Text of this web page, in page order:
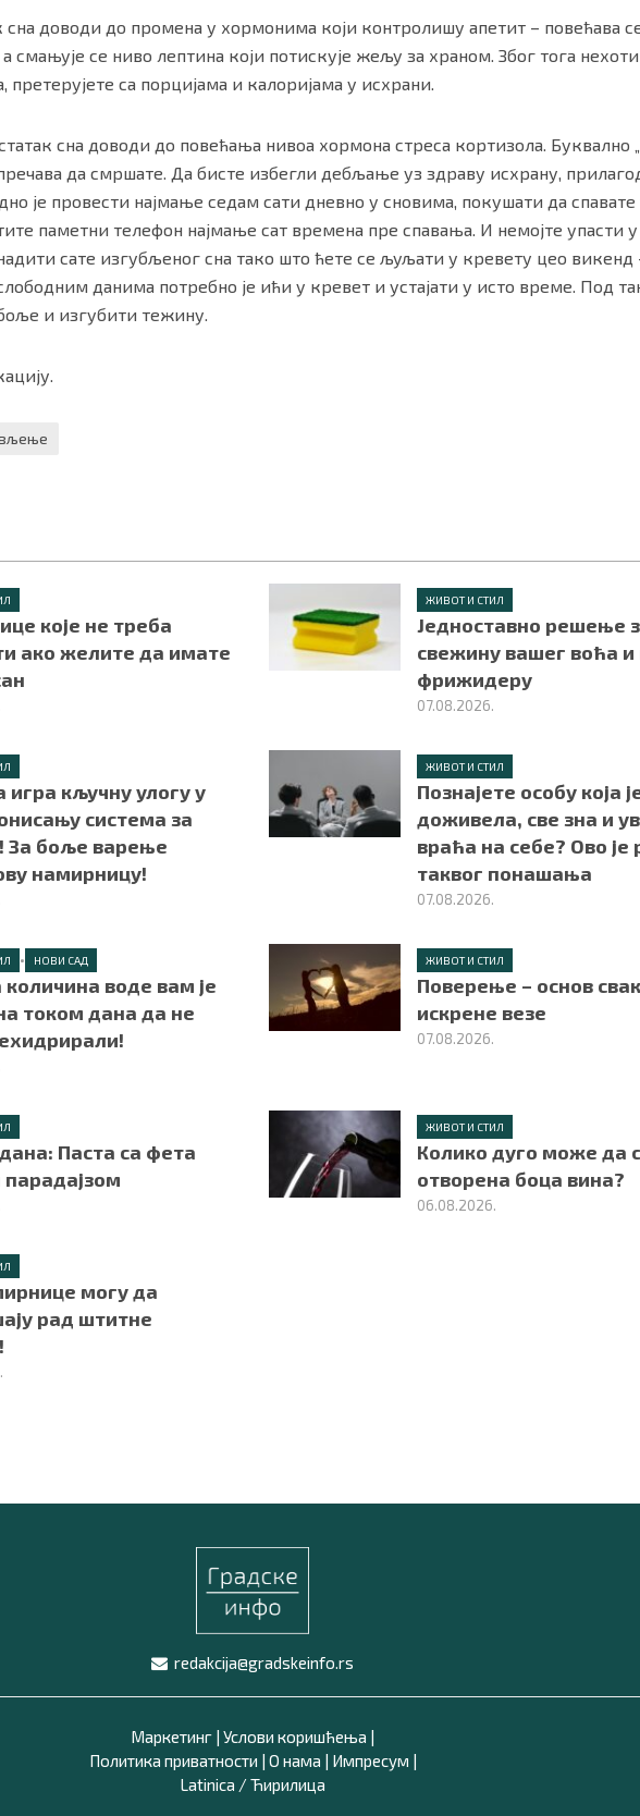
сна доводи до промена у хормонима који контролишу апетит – повећава
смањује се ниво лептина који потискује жељу за храном. Због тога
са порцијама и калоријама у исхрани.
сна доводи до повећања нивоа хормона стреса кортизола. Буквално
да смршате. Да бисте избегли дебљање уз здраву исхрану,
је провести најмање седам сати дневно у сновима, покушати да спавате
паметни телефон најмање сат времена пре спавања. И немојте упасти
сате изгубљеног сна тако што ћете се љуљати у кревету цео викенд
данима потребно је ићи у кревет и устајати у исто време. Под
и изгубити тежину.
које не треба
ако желите да имате
ЖИВОТ И СТИЛ
Jедноставно решење
свежину вашег воћа и
фрижидеру
07.08.2026.
игра кључну улогу у
система за
За боље варење
намирницу!
ЖИВОТ И СТИЛ
Познајете особу која
доживела, све зна и
враћа на себе? Ово је
таквог понашања
07.08.2026.
• НОВИ САД
количина воде вам је
током дана да не
ЖИВОТ И СТИЛ
Поверење – основ
искрене везе
07.08.2026.
Паста са фета
ЖИВОТ И СТИЛ
Колико дуго може да
отворена боца вина?
06.08.2026.
могу да
рад штитне
redakcija@gradskeinfo.rs
Маркетинг | Услови коришћења |
Политика приватности | О нама | Импресум |
Latinica /Ћирилица